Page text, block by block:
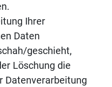
Ihrer
Daten
geschieht,
Löschung die
Datenverarbeitung